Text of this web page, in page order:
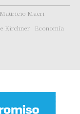
Mauricio Macri
Kirchner
Economía